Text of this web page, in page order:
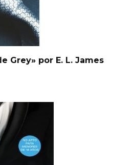
Grey» por E. L. James